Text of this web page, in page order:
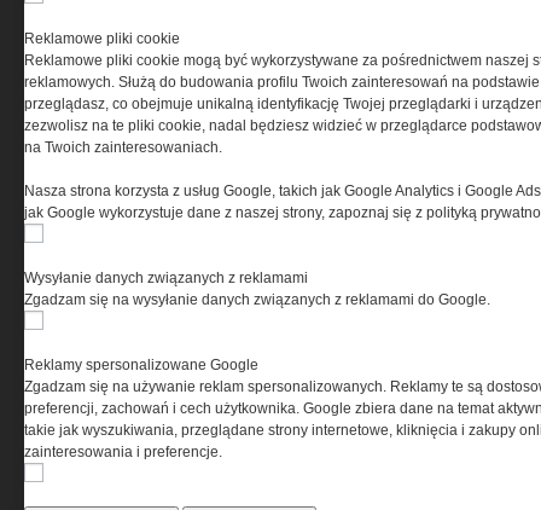
Ta witryna wykorzystuje pliki cookies do przechowywania
informacji na Twoim komputerze. Pliki cookies stosujemy
w celu świadczenia usług na najwyższym poziomie,
w tym w sposób dostosowany do indywidualnych potrzeb.
urządzeniu końcowym. W każdym momencie możesz
dokonać zmiany ustawień przeglądarki dotyczących
prywatności
oraz informacją o cookies
Producenta bazy danych zastrzeżone. Jakiekolwiek dalsze rozpowszechnianie
Reklamowe pliki cookie
Reklamowe pliki cookie mogą być wykorzystywane za pośrednictwem naszej
reklamowych. Służą do budowania profilu Twoich zainteresowań na
przeglądasz, co obejmuje unikalną identyfikację Twojej przeglądarki i
zezwolisz na te pliki cookie, nadal będziesz widzieć w przeglądarce
na Twoich zainteresowaniach.
Nasza strona korzysta z usług Google, takich jak Google Analytics i Google
jak Google wykorzystuje dane z naszej strony, zapoznaj się z polityką
Wysyłanie danych związanych z reklamami
Zgadzam się na wysyłanie danych związanych z reklamami do Google.
Reklamy spersonalizowane Google
Zgadzam się na używanie reklam spersonalizowanych. Reklamy te są
preferencji, zachowań i cech użytkownika. Google zbiera dane na temat
takie jak wyszukiwania, przeglądane strony internetowe, kliknięcia i zakupy
zainteresowania i preferencje.